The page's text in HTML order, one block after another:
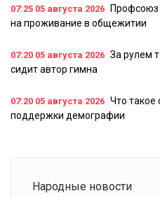
07:25 05 августа 2026
Профсоюз
на проживание в общежитии
07:20 05 августа 2026 За рулем
сидит автор гимна
07:20 05 августа 2026 Что такое
поддержки демографии
Народные новости